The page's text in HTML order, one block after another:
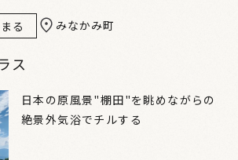
る みなかみ町
ス
日本の原風景"棚田"を眺めながらの
絶景外気浴でチルする